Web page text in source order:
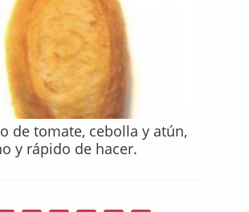
de tomate, cebolla y atún,
y rápido de hacer.